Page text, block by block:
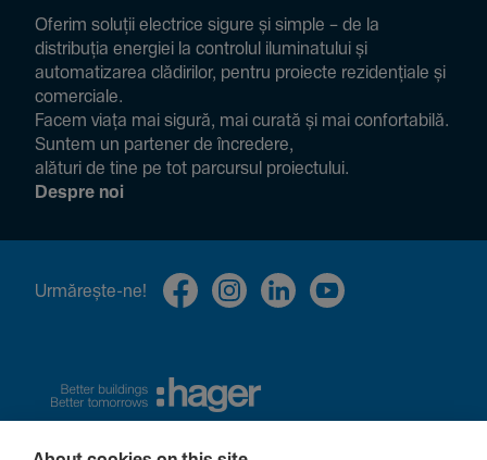
Oferim soluții electrice sigure și simple – de la
distribuția energiei la controlul ilumi­na­tului și
auto­ma­ti­zarea clădi­rilor, pentru proiecte rezi­den­țiale și
comer­ciale.
Facem viața mai sigură, mai curată și mai confor­ta­bilă.
Suntem un partener de încre­dere,
alături de tine pe tot parcursul proiec­tului.
Despre noi
Urmă­rește-ne!